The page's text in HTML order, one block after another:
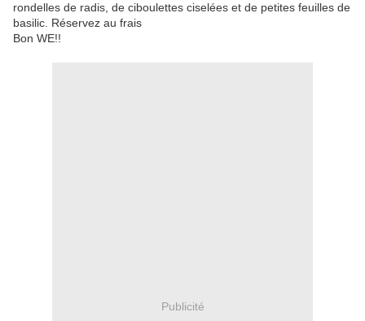
rondelles de radis, de ciboulettes ciselées et de petites feuilles de
basilic. Réservez au frais
Bon WE!!
Publicité